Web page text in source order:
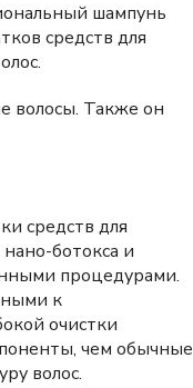
шампунь
средств для
волосы. Также он
средств для
ботокса и
процедурами.
к
очистки
чем обычные
волос.